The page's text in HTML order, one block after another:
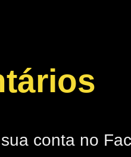
conta no